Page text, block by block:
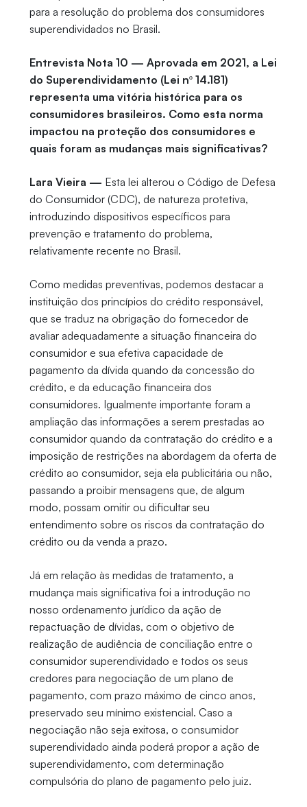
para a resolução do problema dos consumidores
superendividados no Brasil.
Entrevista Nota 10 — Aprovada em 2021, a Lei
do Superendividamento (Lei nº 14.181)
representa uma vitória histórica para os
consumidores brasileiros. Como esta norma
impactou na proteção dos consumidores e
quais foram as mudanças mais significativas?
Lara Vieira — Esta lei alterou o Código de Defesa
do Consumidor (CDC), de natureza protetiva,
introduzindo dispositivos específicos para
prevenção e tratamento do problema,
relativamente recente no Brasil.
Como medidas preventivas, podemos destacar a
instituição dos princípios do crédito responsável,
que se traduz na obrigação do fornecedor de
avaliar adequadamente a situação financeira do
consumidor e sua efetiva capacidade de
pagamento da dívida quando da concessão do
crédito, e da educação financeira dos
consumidores. Igualmente importante foram a
ampliação das informações a serem prestadas ao
consumidor quando da contratação do crédito e a
imposição de restrições na abordagem da oferta de
crédito ao consumidor, seja ela publicitária ou não,
passando a proibir mensagens que, de algum
modo, possam omitir ou dificultar seu
entendimento sobre os riscos da contratação do
crédito ou da venda a prazo.
Já em relação às medidas de tratamento, a
mudança mais significativa foi a introdução no
nosso ordenamento jurídico da ação de
repactuação de dívidas, com o objetivo de
realização de audiência de conciliação entre o
consumidor superendividado e todos os seus
credores para negociação de um plano de
pagamento, com prazo máximo de cinco anos,
preservado seu mínimo existencial. Caso a
negociação não seja exitosa, o consumidor
superendividado ainda poderá propor a ação de
superendividamento, com determinação
compulsória do plano de pagamento pelo juiz.